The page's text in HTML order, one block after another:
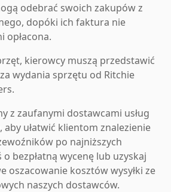
odebrać swoich zakupów z
dopóki ich faktura nie
opłacona.
kierowcy muszą przedstawić
wydania sprzętu od Ritchie
z zaufanymi dostawcami usług
aby ułatwić klientom znalezienie
po najniższych
bezpłatną wycenę lub uzyskaj
oszacowanie kosztów wysyłki ze
naszych dostawców.